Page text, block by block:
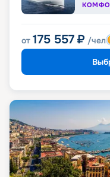
от 175 557 ₽ /чел